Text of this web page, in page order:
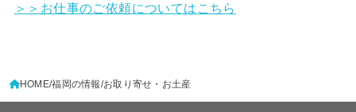
＞＞お仕事のご依頼についてはこちら
HOME 福岡の情報 お取り寄せ・お土産